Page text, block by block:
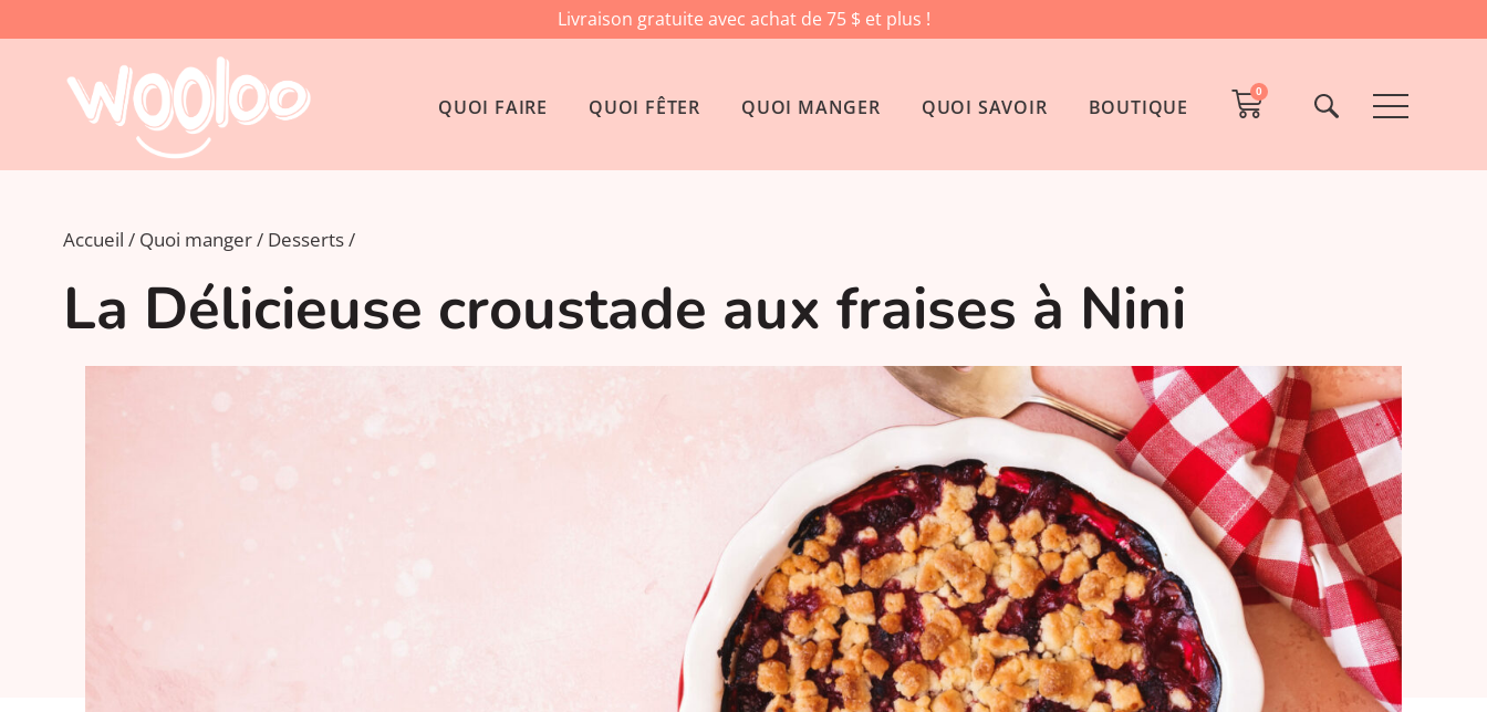
Livraison gratuite avec achat de 75 $ et plus !
QUOI FAIRE QUOI FÊTER QUOI MANGER QUOI SAVOIR BOUTIQUE
0
Accueil Quoi manger Desserts
La Délicieuse croustade aux fraises à Nini